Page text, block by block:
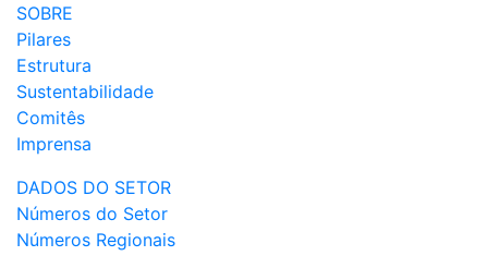
SOBRE
Pilares
Estrutura
Sustentabilidade
Comitês
Imprensa
DADOS DO SETOR
Números do Setor
Números Regionais